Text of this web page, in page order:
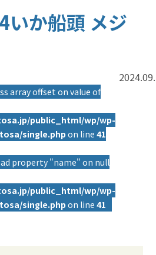
か船頭 メジ
array offset on value of
public_html/wp/wp-
single.php on line41
property "name" on null
public_html/wp/wp-
single.php on line41